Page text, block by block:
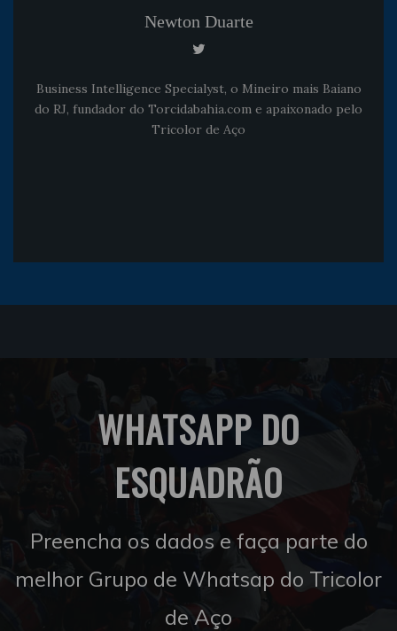
Newton Duarte
Business Intelligence Specialyst, o Mineiro mais Baiano
do RJ, fundador do Torcidabahia.com e apaixonado pelo
Tricolor de Aço
WHATSAPP DO
ESQUADRÃO
Preencha os dados e faça parte do
melhor Grupo de Whatsap do Tricolor
de Aço